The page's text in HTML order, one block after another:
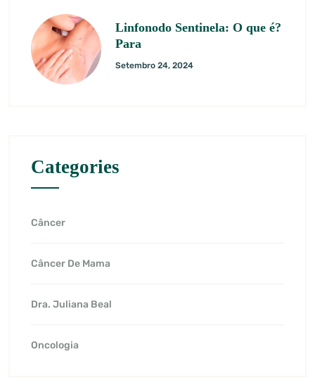
Linfonodo Sentinela: O que é?
Para
Setembro 24, 2024
Categories
Câncer
Câncer De Mama
Dra. Juliana Beal
Oncologia